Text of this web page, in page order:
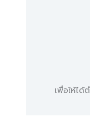
เพื่อให้ได้